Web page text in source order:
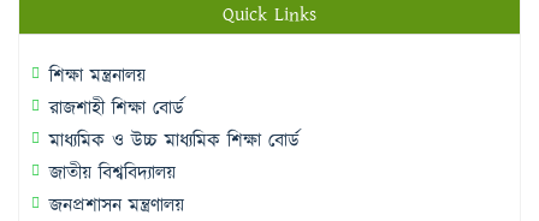
Quick Links
শিক্ষা মন্ত্রনালয়
রাজশাহী শিক্ষা বোর্ড
মাধ্যমিক ও উচ্চ মাধ্যমিক শিক্ষা বোর্ড
জাতীয় বিশ্ববিদ্যালয়
জনপ্রশাসন মন্ত্রণালয়